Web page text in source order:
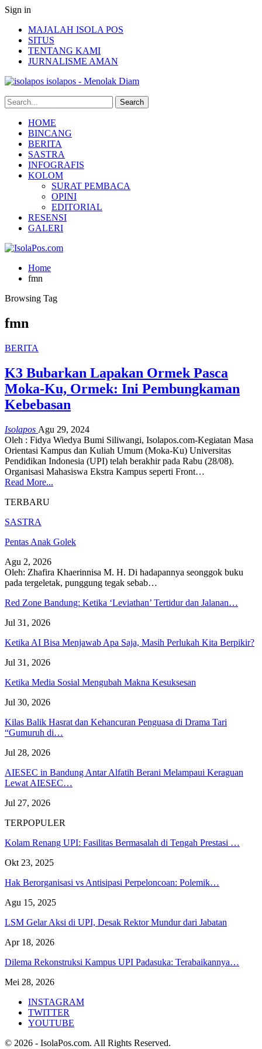
Sign in
MAJALAH ISOLA POS
SITUS
TENTANG KAMI
JURNALISME AMAN
isolapos - Menolak Diam
HOME
BINCANG
BERITA
SASTRA
INFOGRAFIS
KOLOM
SURAT PEMBACA
OPINI
EDITORIAL
RESENSI
GALERI
Home
fmn
Browsing Tag
fmn
BERITA
K3 Bubarkan Lapakan Ormek Pasca
Moka-Ku, Ormek: Ini Pembungkaman
Kebebasan
Isolapos Agu 29, 2024
Oleh : Fidya Wiedya Bumi Siliwangi, Isolapos.com-Kegiatan Masa
Orientasi Kampus dan Kuliah Umum (Moka-Ku) Universitas
Pendidikan Indonesia (UPI) telah berakhir pada Rabu (28/08).
Organisasi Mahasiswa Ekstra Kampus seperti Front…
Read More...
TERBARU
SASTRA
Pentas Anak Golek
Agu 2, 2026
Oleh: Zhafira Khaerinnisa M. H. Di hadapannya seonggok buku
pada tergeletak, punggung tegak sebab…
Red Zone Bandung: Ketika ‘Leviathan’ Tertidur dan Jalanan…
Jul 31, 2026
Ketika AI Bisa Menjawab Apa Saja, Masih Perlukah Kita Berpikir?
Jul 31, 2026
Ketika Media Sosial Mengubah Makna Kesuksesan
Jul 30, 2026
Kilas Balik Hasrat dan Kehancuran Penguasa di Drama Tari
“Gumuruh di…
Jul 28, 2026
AIESEC in Bandung Antar Alfatih Berani Melampaui Keraguan
Lewat AIESEC…
Jul 27, 2026
TERPOPULER
Kolam Renang UPI: Fasilitas Bermasalah di Tengah Prestasi …
Okt 23, 2025
Hak Berorganisasi vs Antisipasi Perpeloncoan: Polemik…
Agu 15, 2025
LSM Gelar Aksi di UPI, Desak Rektor Mundur dari Jabatan
Apr 18, 2026
Dilema Rekonstruksi Kampus UPI Padasuka: Terabaikannya…
Mei 28, 2026
INSTAGRAM
TWITTER
YOUTUBE
© 2026 - IsolaPos.com. All Rights Reserved.